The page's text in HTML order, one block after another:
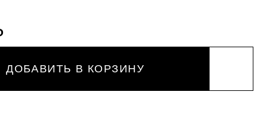
ДОБАВИТЬ В КОРЗИНУ